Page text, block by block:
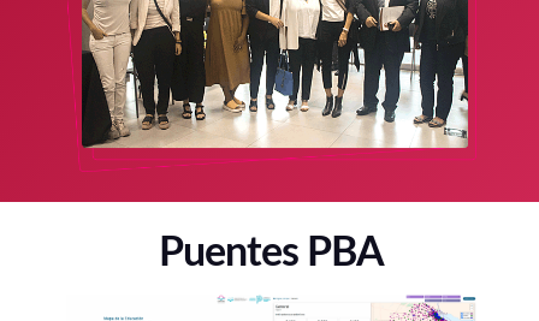
Puentes PBA